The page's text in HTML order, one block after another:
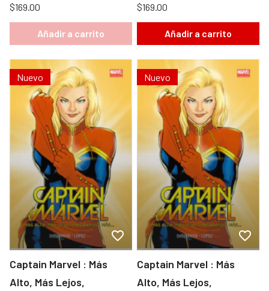
$169.00
Añadir a carrito
$169.00
Añadir a carrito
Nuevo
Captain Marvel : Más
Alto, Más Lejos,
Nuevo
Captain Marvel : Más
Alto, Más Lejos,